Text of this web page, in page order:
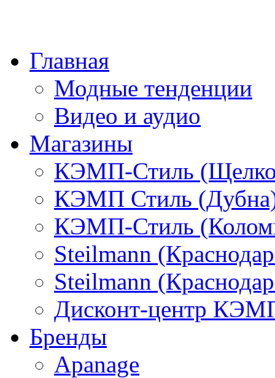
Главная
Модные тенденции
Видео и аудио
Магазины
КЭМП-Стиль
КЭМП Стиль
КЭМП-Стиль
Steilmann
Steilmann
Дисконт-центр
Бренды
Apanage